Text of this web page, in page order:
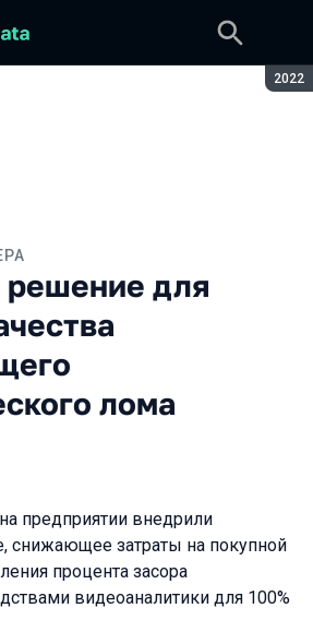
2022
для
лома
предприятии внедрили
снижающее затраты на покупной
процента засора
видеоаналитики для 100%